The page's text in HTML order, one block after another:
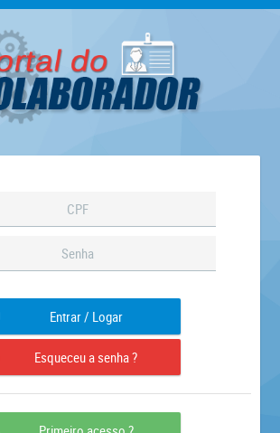
Entrar / Logar
Esqueceu a senha ?